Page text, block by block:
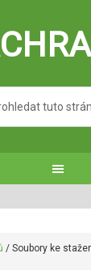
/ Soubory ke